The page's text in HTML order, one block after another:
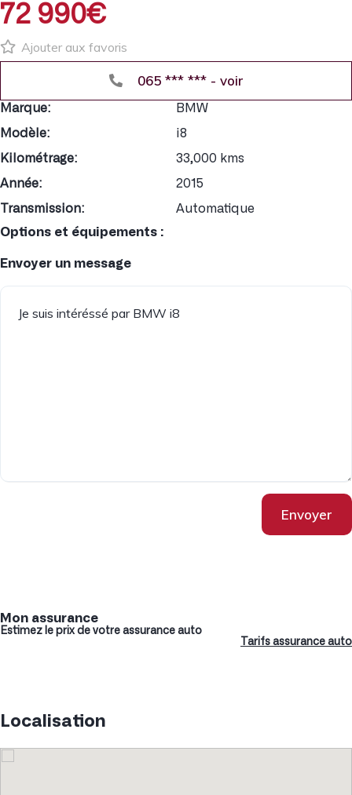
72 990€
Ajouter aux favoris
065 *** *** - voir
Marque:
BMW
Modèle:
i8
Kilométrage:
33,000 kms
Année:
2015
Transmission:
Automatique
Options et équipements :
Envoyer un message
Envoyer
Mon assurance
Estimez le prix de votre assurance auto
Tarifs assurance auto
Localisation